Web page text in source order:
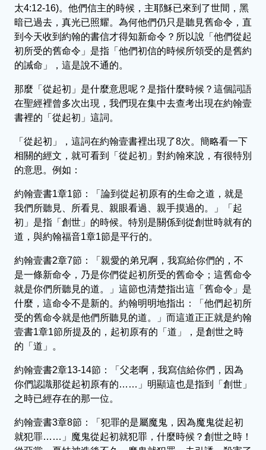
太4:12-16)。他們信主的時候，主耶穌已來到了世間，黑
暗已過去，真光已照耀。為何他們仍只是聽見舊命令，直
到今天收到約翰的書信才得知新命令？所以說「他們從起
初所受的舊命令」是指「他們初信的時候所領受的是舊約
的誡命」，這是說不通的。
那麼「從起初」是什麼意思呢？是指什麼時候？這個詞語
在聖經裡曾多次出現，我們現在集中去查考出現在約翰壹
書裡的「從起初」這詞。
「從起初」，這詞在約翰壹書裡出現了8次。簡略看一下
相關的經文，就可看到「從起初」對約翰來說，有很特別
的意思。例如：
約翰壹書1章1節：「論到從起初原有的生命之道，就是
我們所聽見、所看見、親眼看過、親手摸過的。」「起
初」是指「創世」的時候。特別是關係到從創世時就有的
道，與約翰福音1章1節是平行的。
約翰壹書2章7節：「親愛的弟兄啊，我寫給你們的，不
是一條新命令，乃是你們從起初所受的舊命令；這舊命令
就是你們所聽見的道。」這節也清楚指出這「舊命令」是
什麼，這命令不是新的。約翰明明地指出：「他們起初所
受的舊命令就是他們所聽見的道。」而這道正正就是約翰
壹書1章1節所提及的，起初原有的「道」，是創世之時
的「道」。
約翰壹書2章13-14節：「父老啊，我寫信給你們，因為
你們認識那從起初原有的……」明顯這也是指到「創世」
之時已經存在的那一位。
約翰壹書3章8節：「犯罪的是屬魔鬼，因為魔鬼從起初
就犯罪……」魔鬼從起初就犯罪，什麼時候？創世之時！